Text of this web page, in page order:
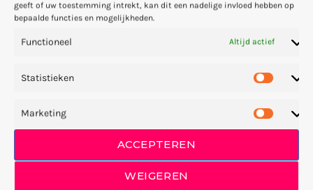
geeft of uw toestemming intrekt, kan dit een nadelige invloed hebben op
bepaalde functies en mogelijkheden.
Functioneel Altijd actief
Statistieken
Marketing
ACCEPTEREN
WEIGEREN
insert_link